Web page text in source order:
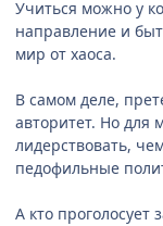
Учиться можно у
направление и
мир от хаоса.
В самом деле,
авторитет. Но для
лидерствовать,
педофильные
А кто проголосует